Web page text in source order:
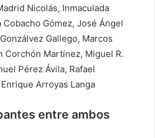
Nicolás, Inmaculada
Gómez, José Ángel
Gallego, Marcos
Corchón Martínez, Miguel R.
Pérez Ávila, Rafael
Arroyas Langa
entre ambos